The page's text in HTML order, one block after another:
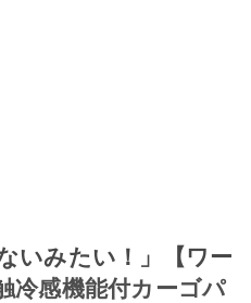
いみたい！」【ワー
冷感機能付カーゴパ